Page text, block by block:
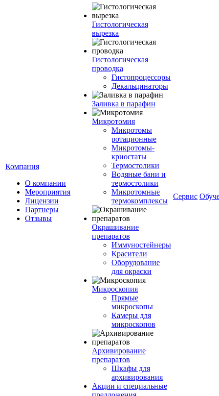
Компания
О компании
Мероприятия
Лицензии
Партнеры
Отзывы
Гистологическая
вырезка
Гистологическая
проводка
Гистопроцессоры
Декальцинаторы
Заливка в парафин
Микротомия
Микротомы
ротационные
Микротомы-
криостаты
Термостолики
Водяные бани и
термостолики
Микротомные
термокомплексы
Окрашивание
препаратов
Иммуностейнеры
Красители
Оборудование
для окраски
Микроскопия
Прямые
микроскопы
Камеры для
микроскопов
Архивирование
препаратов
Шкафы для
архивирования
Акции и специальные
Сервис